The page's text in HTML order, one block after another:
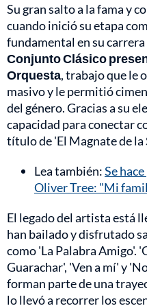
Su gran salto a la fama y
cuando inició su etapa
fundamental en su
Conjunto Clásico
Orquesta, trabajo que le
masivo y le permitió
del género. Gracias a su
capacidad para conectar
título de 'El Magnate de la
Lea también:Se
Oliver Tree: "Mi
El legado del artista está
han bailado y disfrutado
como 'La Palabra Amigo'.
Guarachar', 'Ven a mí' y
forman parte de una
lo llevó a recorrer los